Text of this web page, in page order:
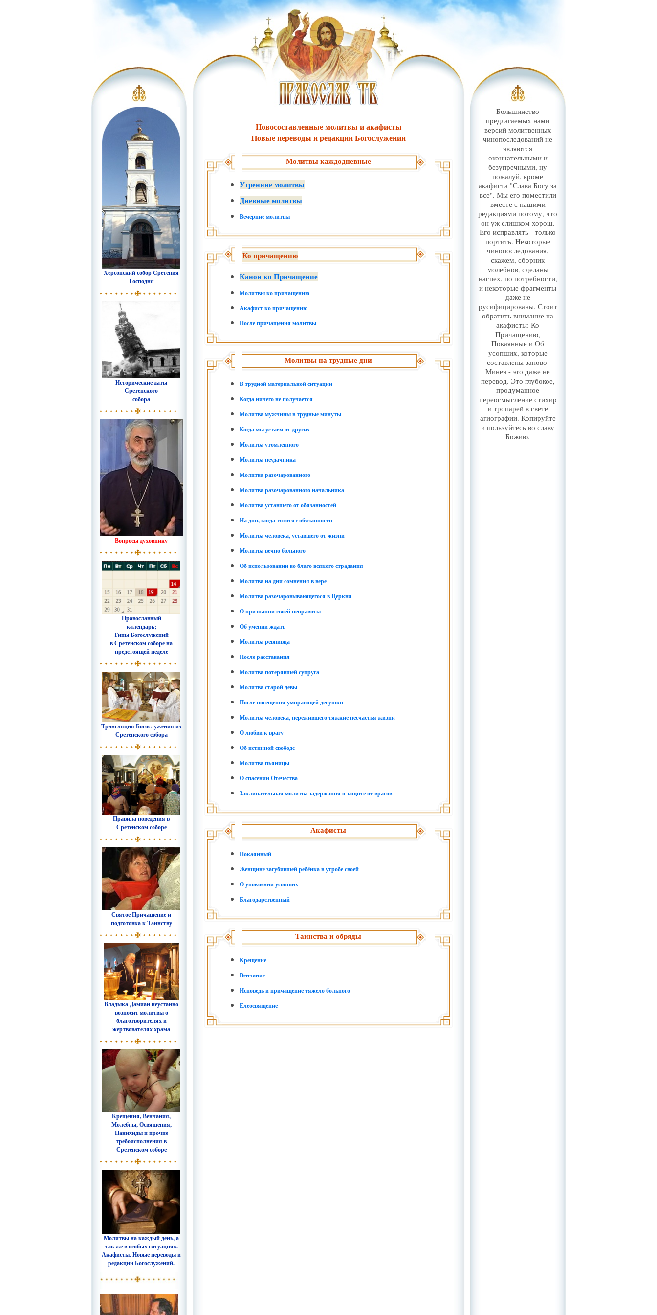
Херсонский собор Сретения
Господня
Исторические даты
Сретенского
собора
Вопросы духовнику
Православный
календарь;
Типы Богослужений
в Сретенском соборе на
предстоящей неделе
Трансляция Богослужения из
Сретенского собора
Правила поведения в
Сретенском соборе
Святое Причащение и
подготовка к Таинству
Владыка Дамиан неустанно
возносит молитвы о
благотворителях и
жертвователях храма
Крещения, Венчания,
Молебны, Освящения,
Панихиды и прочие
требоисполнения в
Сретенском соборе
Молитвы на каждый день, а
так же в особых ситуациях.
Акафисты. Новые переводы и
редакции Богослужений.
Новосоставленные молитвы и акафисты
Новые переводы и редакции Богослужений
Молитвы каждодневные
Утренние молитвы
Дневные молитвы
Вечерние молитвы
Ко причащению
Канон ко Причащение
Молитвы ко причащению
Акафист ко причащению
После причащения молитвы
Молитвы на трудные дни
В трудной материальной ситуации
Когда ничего не получается
Молитва мужчины в трудные минуты
Когда мы устаем от других
Молитва утомленного
Молитва неудачника
Молитва разочарованного
Молитва разочарованного начальника
Молитва уставшего от обязанностей
На дни, когда тяготят обязанности
Молитва человека, уставшего от жизни
Молитва вечно больного
Об использовании во благо всякого страдания
Молитва на дни сомнения в вере
Молитва разочаровывающегося в Церкви
О признании своей неправоты
Об умении ждать
Молитва ревнивца
После расставания
Молитва потерявшей супруга
Молитва старой девы
После посещения умирающей девушки
Молитва человека, пережившего тяжкие несчастья жизни
О любви к врагу
Об истинной свободе
Молитва пьяницы
О спасении Отечества
Заклинательная молитва задержания о защите от врагов
Акафисты
Покаянный
Женщине загубившей ребёнка в утробе своей
О упокоении усопших
Благодарственный
Таинства и обряды
Крещение
Венчание
Исповедь и причащение тяжело больного
Елеосвящение
Большинство
предлагаемых нами
версий молитвенных
чинопоследований не
являются
окончательными и
безупречными, ну
пожалуй, кроме
акафиста "Слава Богу за
все". Мы его поместили
вместе с нашими
редакциями потому, что
он уж слишком хорош.
Его исправлять - только
портить. Некоторые
чинопоследования,
скажем, сборник
молебнов, сделаны
наспех, по потребности,
и некоторые фрагменты
даже не
русифицированы. Стоит
обратить внимание на
акафисты: Ко
Причащению,
Покаянные и Об
усопших, которые
составлены заново.
Минея - это даже не
перевод. Это глубокое,
продуманное
переосмысление стихир
и тропарей в свете
агиографии. Копируйте
и пользуйтесь во славу
Божию.